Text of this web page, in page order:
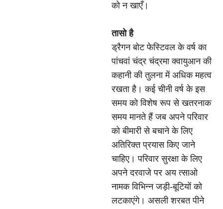
को न खाएँ।
तासो है
ड्रैगन बोट फेस्टिवल के वर्ष का
पांचवां चंद्र चंद्रमा क्वायुआन की
कहानी की तुलना में अधिक महत्व
रखता है। कई चीनी वर्ष के इस
समय को विशेष रूप से खतरनाक
समय मानते हैं जब अपने परिवार
को बीमारी से बचाने के लिए
अतिरिक्त प्रयास किए जाने
चाहिए। परिवार सुरक्षा के लिए
अपने दरवाजे पर अय त्साओ
नामक विभिन्न जड़ी-बूटियों को
लटकाएंगे। असली शरबत पीने